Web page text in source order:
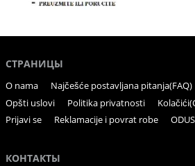
СТРАНИЦЫ
O nama Najčešće postavljana pitanja(FAQ)
Opšti uslovi
Politika privatnosti
Prijavi se
Reklamacije i povrat robe
КОНТАКТЫ